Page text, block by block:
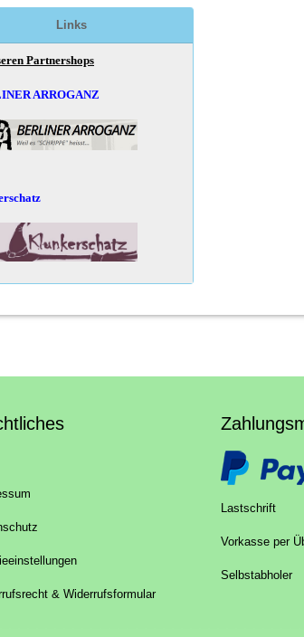
Links
Partnershops
ARROGANZ
& Widerrufsformular
Lastschrift
Vorkasse per
Selbstabholer